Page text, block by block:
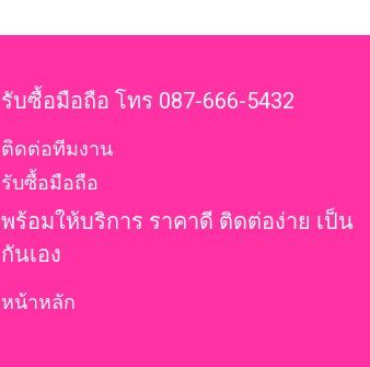
รับซื้อมือถือ โทร 087-666-5432
ติดต่อทีมงาน
รับซื้อมือถือ
พร้อมให้บริการ ราคาดี ติดต่อง่าย เป็น
กันเอง
หน้าหลัก